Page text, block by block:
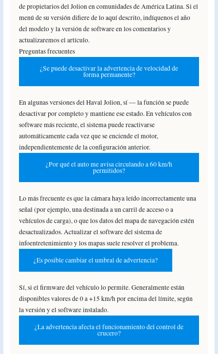
de propietarios del Jolion en comunidades de América Latina. Si el
menú de su versión difiere de lo aquí descrito, indíquenos el año
del modelo y la versión de software en los comentarios y
actualizaremos el artículo.
Preguntas frecuentes
¿Se puede desactivar la advertencia de velocidad de
forma permanente?
En algunas versiones del Haval Jolion, sí — la función se puede
desactivar por completo y mantiene ese estado. En vehículos con
software más reciente, el sistema puede reactivarse
automáticamente cada vez que se enciende el motor,
independientemente de la configuración anterior.
¿Por qué el auto me avisa circulando a 60 km/h
permitidos?
Lo más frecuente es que la cámara haya leído incorrectamente una
señal (por ejemplo, una destinada a un carril de acceso o a
vehículos de carga), o que los datos del mapa de navegación estén
desactualizados. Actualizar el software del sistema de
infoentretenimiento y los mapas suele resolver el problema.
¿Es posible cambiar el umbral de advertencia?
Sí, si el firmware del vehículo lo permite. Generalmente están
disponibles valores de 0 a +15 km/h por encima del límite, según
la versión y el software instalado.
¿La advertencia afecta el funcionamiento del control de
crucero?